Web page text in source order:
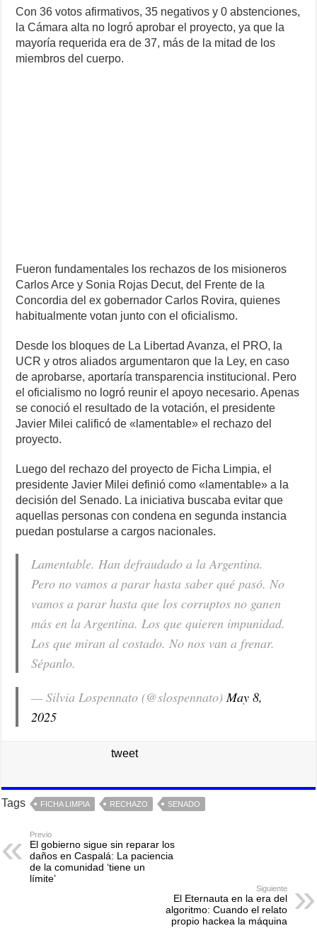
Con 36 votos afirmativos, 35 negativos y 0 abstenciones,
la Cámara alta no logró aprobar el proyecto, ya que la
mayoría requerida era de 37, más de la mitad de los
miembros del cuerpo.
Fueron fundamentales los rechazos de los misioneros
Carlos Arce y Sonia Rojas Decut, del Frente de la
Concordia del ex gobernador Carlos Rovira, quienes
habitualmente votan junto con el oficialismo.
Desde los bloques de La Libertad Avanza, el PRO, la
UCR y otros aliados argumentaron que la Ley, en caso
de aprobarse, aportaría transparencia institucional. Pero
el oficialismo no logró reunir el apoyo necesario. Apenas
se conoció el resultado de la votación, el presidente
Javier Milei calificó de «lamentable» el rechazo del
proyecto.
Luego del rechazo del proyecto de Ficha Limpia, el
presidente Javier Milei definió como «lamentable» a la
decisión del Senado. La iniciativa buscaba evitar que
aquellas personas con condena en segunda instancia
puedan postularse a cargos nacionales.
Lamentable. Han defraudado a la Argentina.
Pero no vamos a parar hasta saber qué pasó. No
vamos a parar hasta que los corruptos no ganen
más en la Argentina. Los que quieren impunidad.
Los que miran al costado. No nos van a frenar.
Sépanlo.
— Silvia Lospennato (@slospennato)May 8,
2025
tweet
Tags FICHA LIMPIA RECHAZO SENADO
Previo
El gobierno sigue sin reparar los
daños en Caspalá: La paciencia
de la comunidad ‘tiene un
límite’
Siguiente
El Eternauta en la era del
algoritmo: Cuando el relato
propio hackea la máquina